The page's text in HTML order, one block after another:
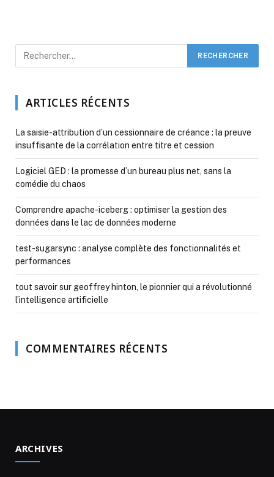
ARTICLES RÉCENTS
La saisie-attribution d’un cessionnaire de créance : la preuve
insuffisante de la corrélation entre titre et cession
Logiciel GED : la promesse d’un bureau plus net, sans la
comédie du chaos
Comprendre apache-iceberg : optimiser la gestion des
données dans le lac de données moderne
test-sugarsync : analyse complète des fonctionnalités et
performances
tout savoir sur geoffrey hinton, le pionnier qui a révolutionné
l’intelligence artificielle
COMMENTAIRES RÉCENTS
ARCHIVES